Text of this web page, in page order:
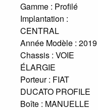
Gamme : Profilé
Implantation :
CENTRAL
Année Modèle : 2019
Chassis : VOIE
ÉLARGIE
Porteur : FIAT
DUCATO PROFILE
Boîte : MANUELLE